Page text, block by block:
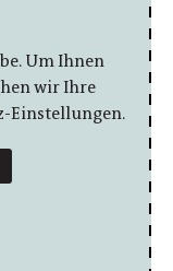
Um Ihnen
wir Ihre
Einstellungen.